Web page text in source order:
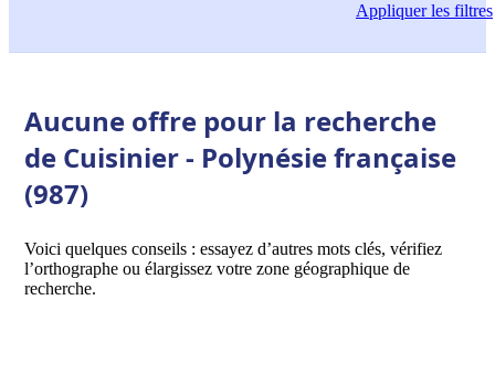
Appliquerles filtres
Aucune offre pour la recherche
de Cuisinier - Polynésie française
(987)
Voici quelques conseils : essayez d’autres mots clés, vérifiez
l’orthographe ou élargissez votre zone géographique de
recherche.